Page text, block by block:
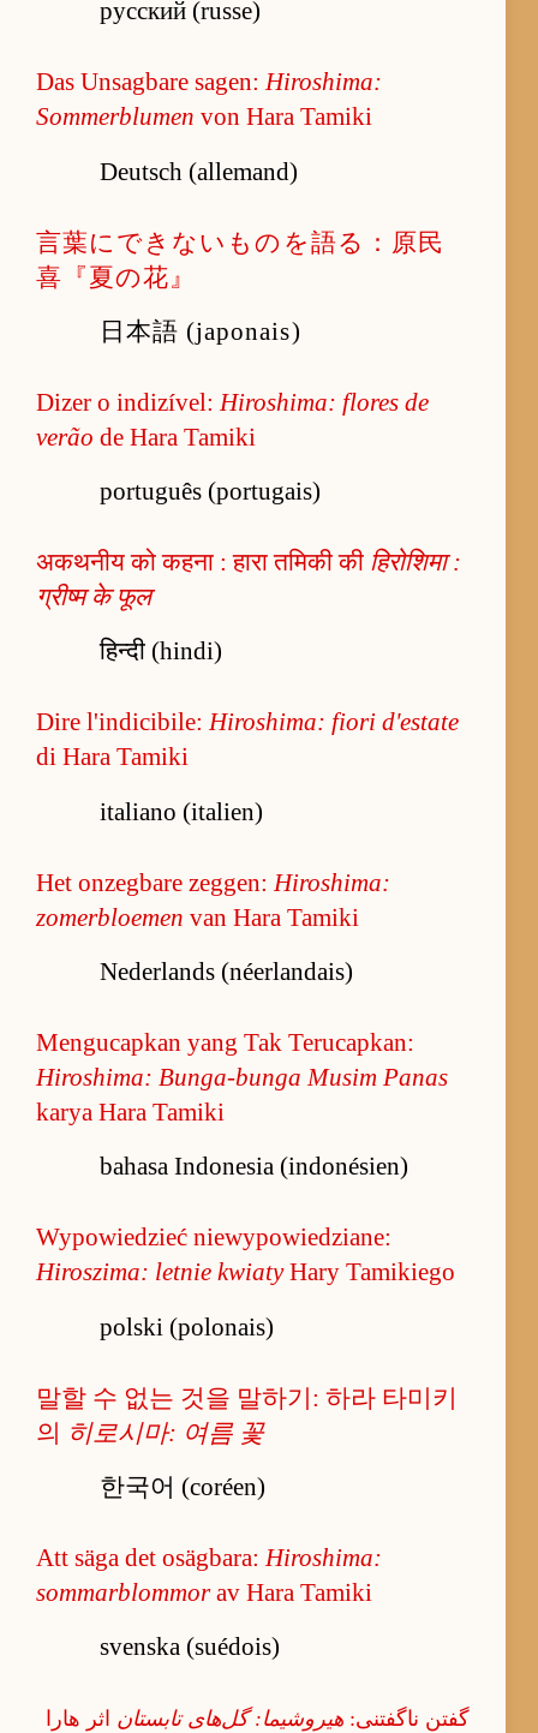
русский (russe)
Das Unsagbare sagen:Hiroshima:
Sommerblumen von Hara Tamiki
Deutsch (allemand)
言葉にできないものを語る：原民
喜『夏の花』
日本語 (japonais)
Dizer o indizível:Hiroshima: flores de
verão de Hara Tamiki
português (portugais)
अकथनीय को कहना : हारा तमिकी की हिरोशिमा :
ग्रीष्म के फूल
हिन्दी (hindi)
Dire l'indicibile:Hiroshima: fiori d'estate
di Hara Tamiki
italiano (italien)
Het onzegbare zeggen:Hiroshima:
zomerbloemen van Hara Tamiki
Nederlands (néerlandais)
Mengucapkan yang Tak Terucapkan:
Hiroshima: Bunga-bunga Musim Panas
karya Hara Tamiki
bahasa Indonesia (indonésien)
Wypowiedzieć niewypowiedziane:
Hiroszima: letnie kwiatyHary Tamikiego
polski (polonais)
말할 수 없는 것을 말하기: 하라 타미키
의 히로시마: 여름 꽃
한국어 (coréen)
Att säga det osägbara:Hiroshima:
sommarblommorav Hara Tamiki
svenska (suédois)
گفتن ناگفتنی: هیروشیما: گل‌های تابستان اثر هارا